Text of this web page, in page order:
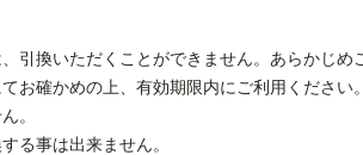
引換いただくことができません。あらかじめ
お確かめの上、有効期限内にご利用ください。
。
る事は出来ません。